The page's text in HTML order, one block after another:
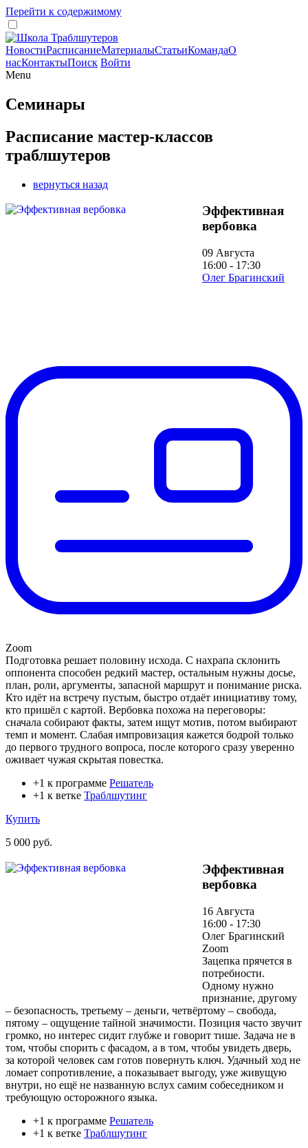
Перейти к содержимому
НовостиРасписаниеМатериалыСтатьиКомандаО
насКонтактыПоиск Войти
Menu
Семинары
Расписание мастер-классов
траблшутеров
вернуться назад
Эффективная
вербовка
09 Августа
16:00 - 17:30
Олег Брагинский
Zoom
Подготовка решает половину исхода. С нахрапа склонить
оппонента способен редкий мастер, остальным нужны досье,
план, роли, аргументы, запасной маршрут и понимание риска.
Кто идёт на встречу пустым, быстро отдаёт инициативу тому,
кто пришёл с картой. Вербовка похожа на переговоры:
сначала собирают факты, затем ищут мотив, потом выбирают
темп и момент. Слабая импровизация кажется бодрой только
до первого трудного вопроса, после которого сразу уверенно
оживает чужая скрытая повестка.
+1 к программе Решатель
+1 к ветке Траблшутинг
Купить
5 000 руб.
Эффективная
вербовка
16 Августа
16:00 - 17:30
Олег Брагинский
Zoom
Зацепка прячется в
потребности.
Одному нужно
признание, другому
– безопасность, третьему – деньги, четвёртому – свобода,
пятому – ощущение тайной значимости. Позиция часто звучит
громко, но интерес сидит глубже и говорит тише. Задача не в
том, чтобы спорить с фасадом, а в том, чтобы увидеть дверь,
за которой человек сам готов повернуть ключ. Удачный ход не
ломает сопротивление, а показывает выгоду, уже живущую
внутри, но ещё не названную вслух самим собеседником и
требующую осторожного языка.
+1 к программе Решатель
+1 к ветке Траблшутинг